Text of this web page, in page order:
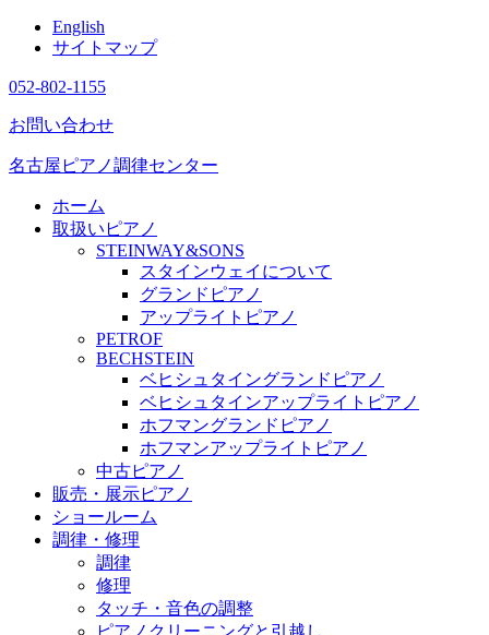
English
サイトマップ
052-802-1155
お問い合わせ
名古屋ピアノ調律センター
ホーム
取扱いピアノ
STEINWAY&SONS
スタインウェイについて
グランドピアノ
アップライトピアノ
PETROF
BECHSTEIN
ベヒシュタイングランドピアノ
ベヒシュタインアップライトピアノ
ホフマングランドピアノ
ホフマンアップライトピアノ
中古ピアノ
販売・展示ピアノ
ショールーム
調律・修理
調律
修理
タッチ・音色の調整
ピアノクリーニングと引越し